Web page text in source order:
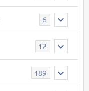
6
12
189